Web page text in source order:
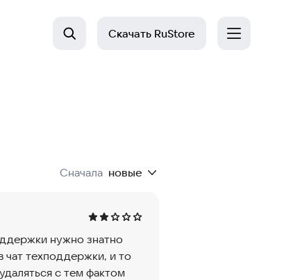
Скачать RuStore
Сначала новые
нужно знатно
чат техподдержки, и то
с тем фактом